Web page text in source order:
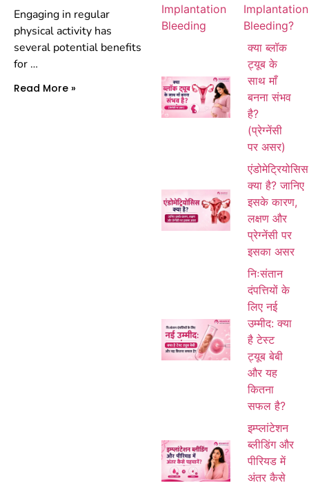
Engaging in regular
physical activity has
several potential benefits
for …
Read More »
Implantation
Bleeding?
क्या ब्लॉक
ट्यूब के
साथ माँ
बनना संभव
है?
(प्रेग्नेंसी
पर असर)
एंडोमेट्रियोसिस
क्या है? जानिए
इसके कारण,
लक्षण और
प्रेग्नेंसी पर
इसका असर
निःसंतान
दंपत्तियों के
लिए नई
उम्मीद: क्या
है टेस्ट
ट्यूब बेबी
और यह
कितना
सफल है?
इम्प्लांटेशन
ब्लीडिंग और
पीरियड में
अंतर कैसे